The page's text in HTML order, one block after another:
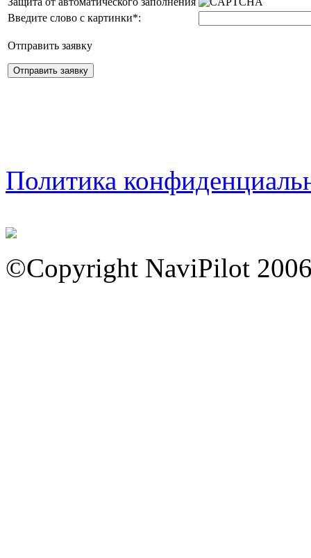
Введите слово с картинки*:
Отправить заявку
Политика
©Copyright NaviPilot